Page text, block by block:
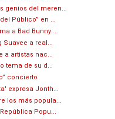
genios del meren...
Público” en ...
a Bad Bunny ...
Suavee a real...
a artistas nac...
tema de su d...
concierto
expresa Jonth...
los más popula...
Popu...